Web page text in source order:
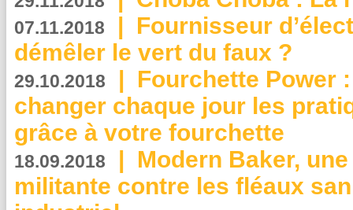
07.11.2018 | Fournisseur
démêler le vert du faux ?
29.10.2018 | Fourchette Power
changer chaque jour les
grâce à votre fourchette
18.09.2018 | Modern Baker,
militante contre les fléaux